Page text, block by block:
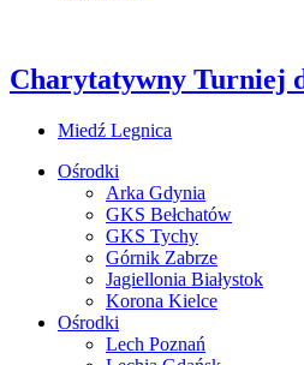
Charytatywny Turniej
Miedź Legnica
Ośrodki
Arka Gdynia
GKS Bełchatów
GKS Tychy
Górnik Zabrze
Jagiellonia Białystok
Korona Kielce
Ośrodki
Lech Poznań